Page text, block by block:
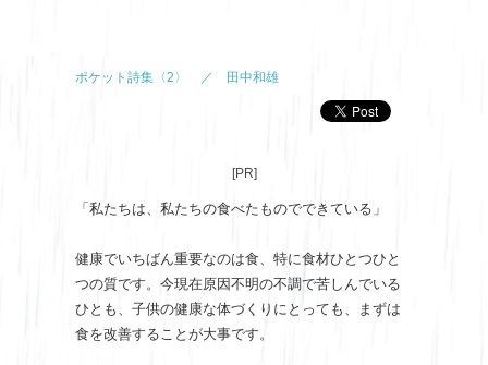
ポケット詩集〈2〉 ／ 田中和雄
[PR]
「私たちは、私たちの食べたものでできている」
健康でいちばん重要なのは食、特に食材ひとつひと
つの質です。今現在原因不明の不調で苦しんでいる
ひとも、子供の健康な体づくりにとっても、まずは
食を改善することが大事です。